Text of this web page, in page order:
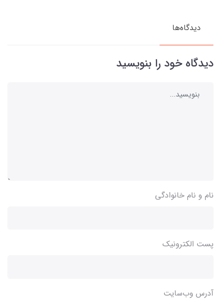
دیدگاه‌ها
دیدگاه خود را بنویسید
نام و نام خانوادگی
پست الکترونیک
آدرس وب‌سایت